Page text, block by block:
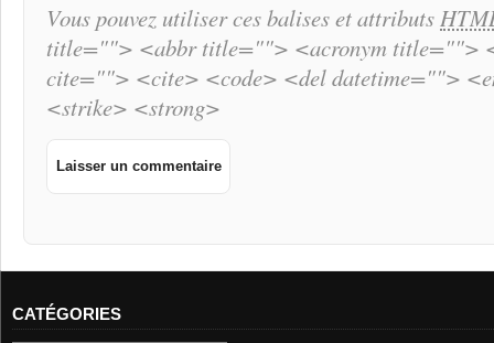
Vous pouvez utiliser ces balises et attributs
title=""> <abbr title=""> <acronym title="">
cite=""> <cite> <code> <del datetime="">
<strike> <strong>
CATÉGORIES